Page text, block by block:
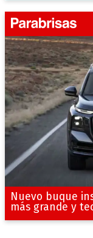
Nuevo buque
más grande y